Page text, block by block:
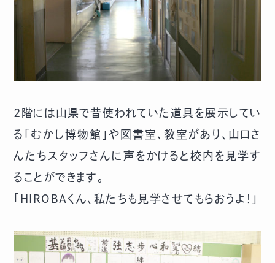
2階には山県で昔使われていた道具を展示してい
る「むかし博物館」や図書室、教室があり、山口さ
んたちスタッフさんに声をかけると校内を見学す
ることができます。
「HIROBAくん、私たちも見学させてもらおうよ！」